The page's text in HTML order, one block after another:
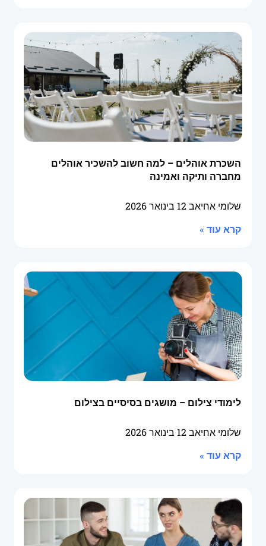
השכרת אוהלים – למה חשוב להשכיר אוהלים
מחברה ותיקה ואמינה
שלומי אחיאב12 בינואר 2026
קרא עוד »
לימודי צילום – מושגים בסיסיים בצילום
שלומי אחיאב12 בינואר 2026
קרא עוד »